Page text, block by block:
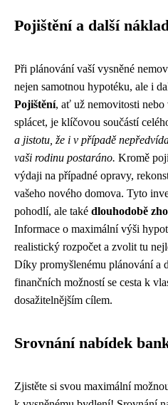
Pojištění a další
Při plánování vaší vysněné
nejen samotnou hypotéku, ale i
Pojištění, ať už nemovitosti nebo
splácet, je klíčovou součástí
a jistotu, že i v případě
vaši rodinu postaráno. Kromě
výdaji na případné opravy,
vašeho nového domova. Tyto
pohodlí, ale také dlouhodobě
Informace o maximální výši
realistický rozpočet a zvolit tu
Díky promyšlenému plánování a
finančních možností se cesta k
dosažitelnějším cílem.
Srovnání nabídek
Zjistěte si svou maximální